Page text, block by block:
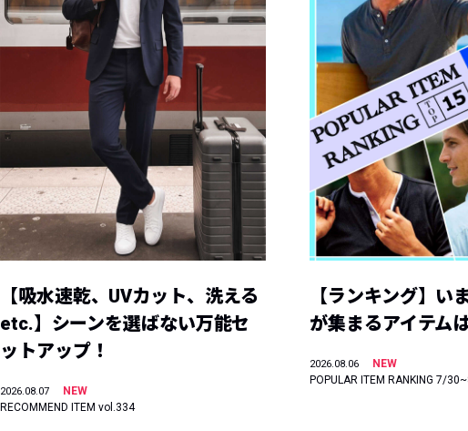
【吸水速乾、UVカット、洗える
etc.】シーンを選ばない万能セ
ットアップ！
2026.08.07
NEW
RECOMMEND ITEM vol.334
【ランキング】い
が集まるアイテム
2026.08.06
NEW
POPULAR ITEM RANKING 7/